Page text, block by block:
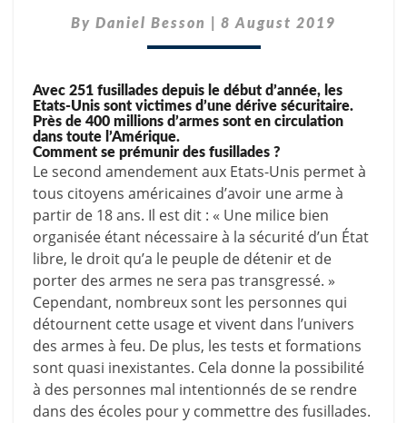
DU
PORT
À
NOUVEAU
SUR
TABLE
By Daniel Besson 8 August 2019
Avec 251 fusillades depuis le début d’année, les
Etats-Unis sont victimes d’une dérive sécuritaire.
Près de 400 millions d’armes sont en circulation
dans toute l’Amérique.
Comment se prémunir des fusillades ?
Le second amendement aux Etats-Unis permet à
tous citoyens américaines d’avoir une arme à
partir de 18 ans. Il est dit : « Une milice bien
organisée étant nécessaire à la sécurité d’un État
libre, le droit qu’a le peuple de détenir et de
porter des armes ne sera pas transgressé. »
Cependant, nombreux sont les personnes qui
détournent cette usage et vivent dans l’univers
des armes à feu. De plus, les tests et formations
sont quasi inexistantes. Cela donne la possibilité
à des personnes mal intentionnés de se rendre
dans des écoles pour y commettre des fusillades.